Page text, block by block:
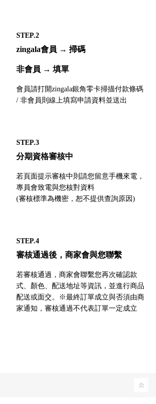
STEP.2
zingala會員 → 掃碼
非會員 → 填單
會員請打開zingala銀角零卡掃描付款條碼
/ 非會員則線上填寫申請資料並送出
STEP.3
分期資格審核中
若頁面提示審核中則請您留意手機來電，
專員會致電與您核對資料
(審核標準為機密，恕不提供查詢原因)
STEP.4
審核通過後，商家會與您聯繫
若審核通過，商家會聯繫您再次確認款
式、顏色、配送地址等資訊，並進行商品
配送或面交。※最終訂單成立與否須由商
家通知，審核通過不代表訂單一定成立